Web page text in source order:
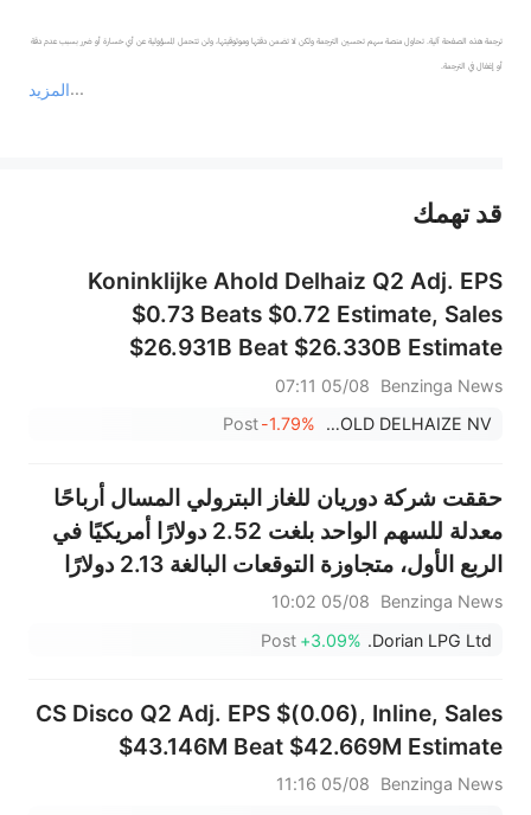
المزيد
ترجمة هذه الصفحة آلية. تحاول منصة سهم تحسين الترجمة ولكن لا تضمن دقتها وموثوقيتها، ولن تتحمل المسؤولية عن أي خسارة أو ضرر بسبب عدم دقة
أو إغفال في الترجمة.
عند الضرورة، يرجى استشارة مستشار استثمار محترف. لا تقدم منصة سهم أي مشورة استثمارية، ولا تقدم أي التزامات أو ضمانات.
قد تهمك
Koninklijke Ahold Delhaiz Q2 Adj. EPS
$0.73 Beats $0.72 Estimate, Sales
$26.931B Beat $26.330B Estimate
Benzinga News
05/08 07:11
KONINKLIJKE AHOLD DELHAIZE NV
-1.79%
Post
حققت شركة دوريان للغاز البترولي المسال أرباحًا
معدلة للسهم الواحد بلغت 2.52 دولارًا أمريكيًا في
الربع الأول، متجاوزة التوقعات البالغة 2.13 دولارًا
Benzinga News
05/08 10:02
Dorian LPG Ltd.
+3.09%
Post
CS Disco Q2 Adj. EPS $(0.06), Inline, Sales
$43.146M Beat $42.669M Estimate
Benzinga News
05/08 11:16